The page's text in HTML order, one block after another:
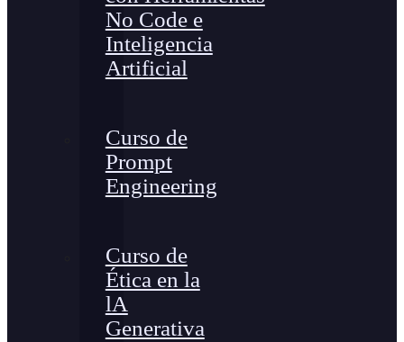
No Code e
Inteligencia
Artificial
Curso de
Prompt
Engineering
Curso de
Ética en la
lA
Generativa